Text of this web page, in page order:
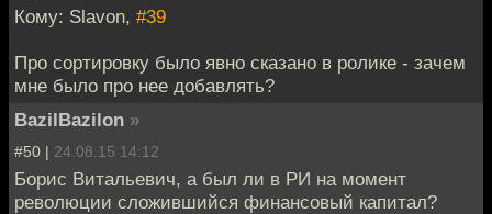
Кому: Slavon, #39
Про сортировку было явно сказано в ролике - зачем
мне было про нее добавлять?
BazilBazilon »
#50 | 24.08.15 14:12
Борис Витальевич, а был ли в РИ на момент
революции сложившийся финансовый капитал?